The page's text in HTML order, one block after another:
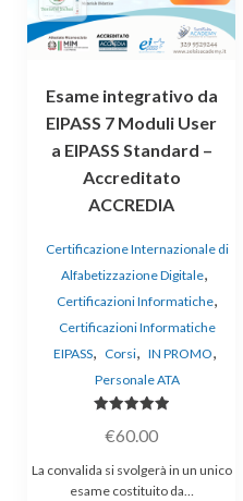
Esame integrativo da
EIPASS 7 Moduli User
a EIPASS Standard –
Accreditato
ACCREDIA
Certificazione Internazionale di
Alfabetizzazione Digitale,
Certificazioni Informatiche,
Certificazioni Informatiche
EIPASS, Corsi, IN PROMO,
Personale ATA
5.00
€60.00
La convalida si svolgerà in un unico
esame costituito da…